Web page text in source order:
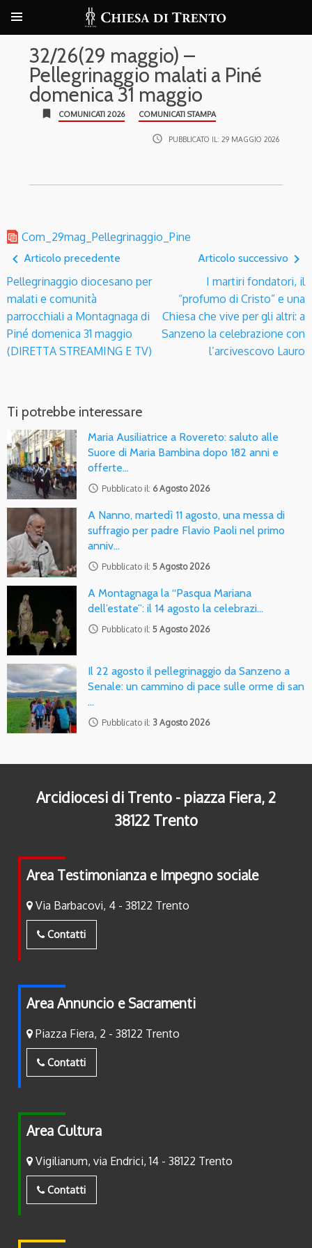
32/26(29 maggio) –
Pellegrinaggio malati a Piné
domenica 31 maggio
bookmark COMUNICATI 2026 COMUNICATI STAMPA
access_time PUBBLICATO IL: 29 MAGGIO 2026
Com_29mag_Pellegrinaggio_Pine
navigate_before Articolo precedente
Pellegrinaggio diocesano per
malati e comunità
parrocchiali a Montagnaga di
Piné domenica 31 maggio
(DIRETTA STREAMING E TV)
Articolo successivo navigate_next
I martiri fondatori, il
“profumo di Cristo” e una
Chiesa che vive per gli altri: a
Sanzeno la celebrazione con
l’arcivescovo Lauro
Ti potrebbe interessare
Maria Ausiliatrice a Rovereto: saluto alle
Suore di Maria Bambina dopo 182 anni e
offerte…
access_time Pubblicato il: 6 Agosto 2026
A Nanno, martedì 11 agosto, una messa di
suffragio per padre Flavio Paoli nel primo
anniv…
access_time Pubblicato il: 5 Agosto 2026
A Montagnaga la “Pasqua Mariana
dell’estate”: il 14 agosto la celebrazi…
access_time Pubblicato il: 5 Agosto 2026
Il 22 agosto il pellegrinaggio da Sanzeno a
Senale: un cammino di pace sulle orme di san
…
access_time Pubblicato il: 3 Agosto 2026
Arcidiocesi di Trento - piazza Fiera, 2
38122 Trento
Area Testimonianza e Impegno sociale
Via Barbacovi, 4 - 38122 Trento
Contatti
Area Annuncio e Sacramenti
Piazza Fiera, 2 - 38122 Trento
Contatti
Area Cultura
Vigilianum, via Endrici, 14 - 38122 Trento
Contatti